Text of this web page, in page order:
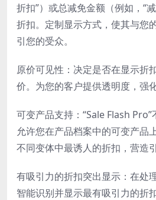
折扣”）或总减免金额（例如，“
折扣。定制显示方式，使其与您
引您的受众。
原价可见性：决定是否在显示折
价。为您的客户提供透明度，强
可变产品支持：“Sale Flash
允许您在产品档案中的可变产品
不同变体中最诱人的折扣，营造
有吸引力的折扣突出显示：在处
智能识别并显示最有吸引力的折